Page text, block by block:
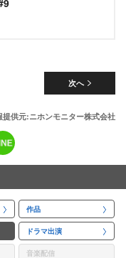
次へ
提供元:ニホンモニター株式会社
作品
ドラマ出演
音楽配信